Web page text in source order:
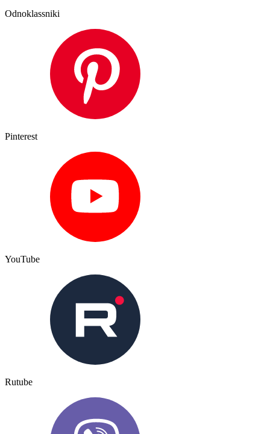
Odnoklassniki
Pinterest
YouTube
Rutube